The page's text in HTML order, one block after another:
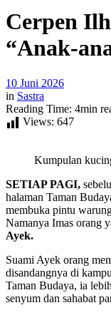
Cerpen
“Anak-
10 Juni 2026
in Sastra
Reading Time: 4min
Views: 647
Kumpulan
SETIAP PAGI,
halaman Taman
membuka pintu
Namanya Imas orang
Ayek.
Suami Ayek orang
disandangnya di
Taman Budaya, ia
senyum dan sahabat